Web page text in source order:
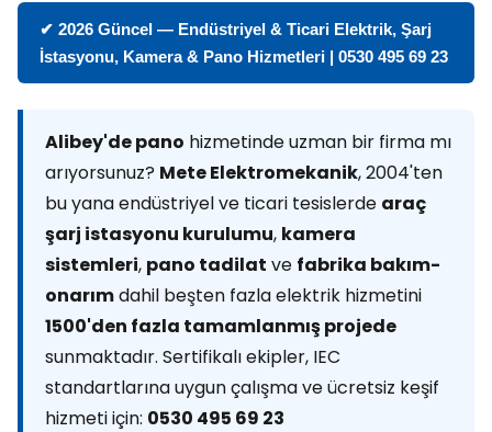
✔ 2026 Güncel — Endüstriyel & Ticari Elektrik, Şarj
İstasyonu, Kamera & Pano Hizmetleri | 0530 495 69 23
Alibey'de pano hizmetinde uzman bir firma mı
arıyorsunuz? Mete Elektromekanik, 2004'ten
bu yana endüstriyel ve ticari tesislerde araç
şarj istasyonu kurulumu, kamera
sistemleri, pano tadilat ve fabrika bakım-
onarımdahil beşten fazla elektrik hizmetini
1500'den fazla tamamlanmış projede
sunmaktadır. Sertifikalı ekipler, IEC
standartlarına uygun çalışma ve ücretsiz keşif
hizmeti için: 0530 495 69 23